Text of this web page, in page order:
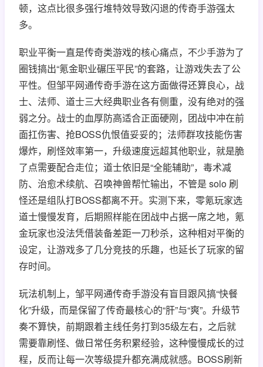
顿，这点比很多强行堆特效导致闪退的传奇手游强太
多。
职业平衡一直是传奇类游戏的核心痛点，不少手游为了
圈钱搞出“氪金职业碾压平民”的套路，让游戏失去了公
平性。但邹平网通传奇手游在这方面做得还算良心，战
士、法师、道士三大经典职业各有侧重，没有绝对的强
弱之分。战士的血厚防高适合正面硬刚，团战中冲在前
面扛伤害、抢BOSS仇恨值妥妥的；法师群攻技能伤害
爆炸，刷怪效率第一，升级速度远超其他职业，就是脆
了点需要配合走位；道士依旧是“全能辅助”，毒术减
防、治愈术续航、召唤神兽帮忙输出，不管是 solo 刷
怪还是组队打BOSS都离不开。实测下来，零氪玩家选
道士慢慢发育，后期照样能在团战中占据一席之地，氪
金玩家也没法凭借装备差距一刀秒杀，这种相对平衡的
设定，让游戏多了几分竞技的乐趣，也延长了玩家的留
存时间。
玩法机制上，邹平网通传奇手游没有盲目跟风搞“快餐
化”升级，而是保留了传奇最核心的“肝”与“爽”。升级节
奏不算快，前期跟着主线任务打到35级左右，之后就
需要靠刷怪、做日常任务积累经验，这种慢慢成长的过
程，反而让每一次等级提升都充满成就感。BOSS刷新